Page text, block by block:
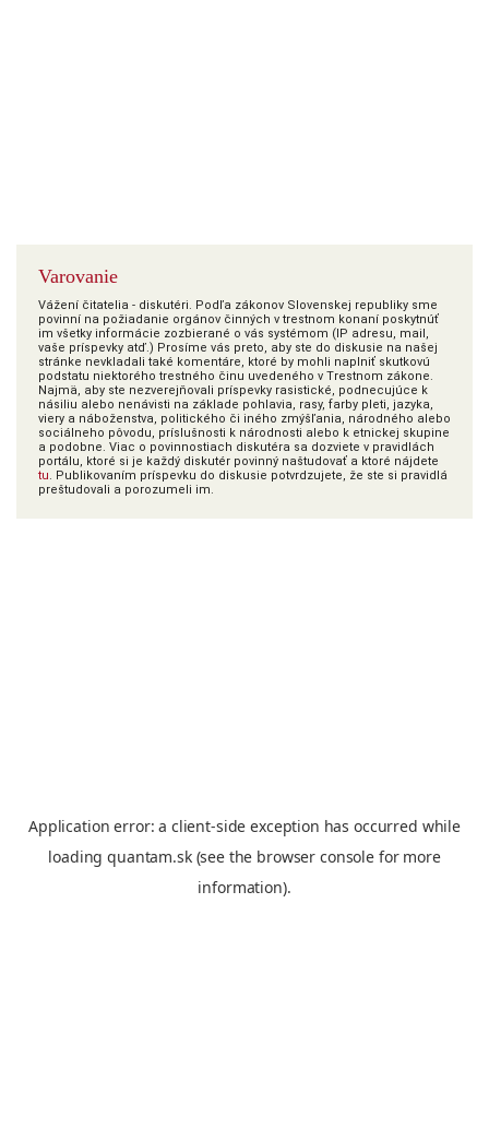
Varovanie
Vážení čitatelia - diskutéri. Podľa zákonov Slovenskej republiky sme
povinní na požiadanie orgánov činných v trestnom konaní poskytnúť
im všetky informácie zozbierané o vás systémom (IP adresu, mail,
vaše príspevky atď.) Prosíme vás preto, aby ste do diskusie na našej
stránke nevkladali také komentáre, ktoré by mohli naplniť skutkovú
podstatu niektorého trestného činu uvedeného v Trestnom zákone.
Najmä, aby ste nezverejňovali príspevky rasistické, podnecujúce k
násiliu alebo nenávisti na základe pohlavia, rasy, farby pleti, jazyka,
viery a náboženstva, politického či iného zmýšľania, národného alebo
sociálneho pôvodu, príslušnosti k národnosti alebo k etnickej skupine
a podobne. Viac o povinnostiach diskutéra sa dozviete v pravidlách
portálu, ktoré si je každý diskutér povinný naštudovať a ktoré nájdete
tu. Publikovaním príspevku do diskusie potvrdzujete, že ste si pravidlá
preštudovali a porozumeli im.